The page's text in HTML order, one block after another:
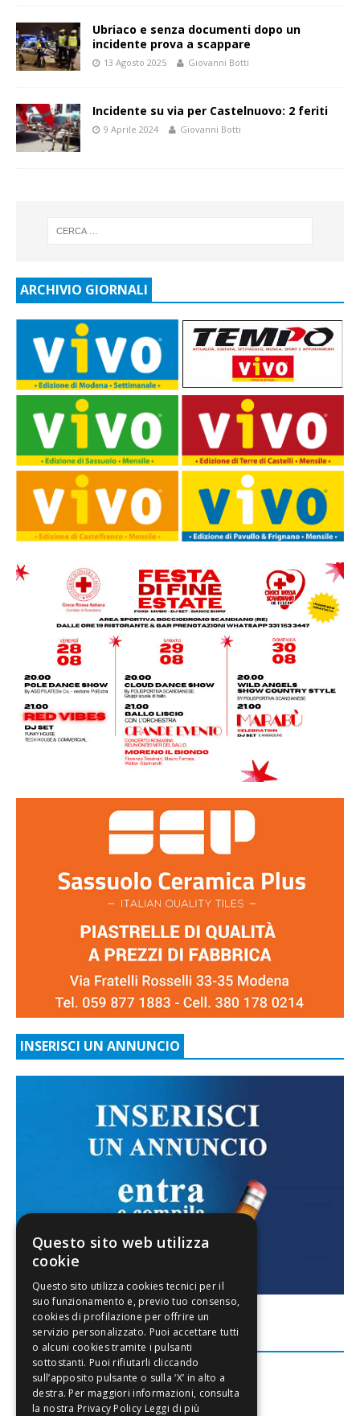
Ubriaco e senza documenti dopo un
incidente prova a scappare
13 Agosto 2025 Giovanni Botti
Incidente su via per Castelnuovo: 2 feriti
9 Aprile 2024 Giovanni Botti
ARCHIVIO GIORNALI
INSERISCI UN ANNUNCIO
FACEBOOK
Questo sito web utilizza
cookie
Leggi di più